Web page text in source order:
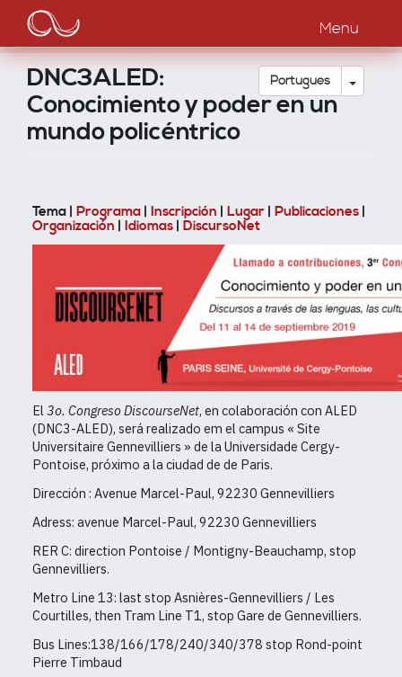
Passar
o
conteúdo
principal
Main
navigation
Menu
Português Toggle
DNC3ALED:
Conocimiento y poder en un
mundo policéntrico
Tema | Programa Inscripción Lugar Publicaciones
Organización
Idiomas DiscursoNet
El3o. Congreso DiscourseNet, en colaboración con ALED
(DNC3-ALED), será realizado em el campus « Site
Universitaire Gennevilliers » de la Universidade Cergy-
Pontoise, próximo a la ciudad de de Paris.
Dirección : Avenue Marcel-Paul, 92230 Gennevilliers
Adress: avenue Marcel-Paul, 92230 Gennevilliers
RER C: direction Pontoise / Montigny-Beauchamp, stop
Gennevilliers.
Metro Line 13: last stop Asnières-Gennevilliers / Les
Courtilles, then Tram Line T1, stop Gare de Gennevilliers.
Bus Lines:138/166/178/240/340/378 stop Rond-point
Pierre Timbaud